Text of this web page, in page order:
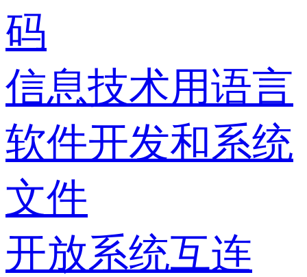
码
信息技术用语言
软件开发和系统
文件
开放系统互连